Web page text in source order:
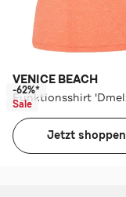
VENICE BEACH
-62%*
Sale
Jetzt shoppen